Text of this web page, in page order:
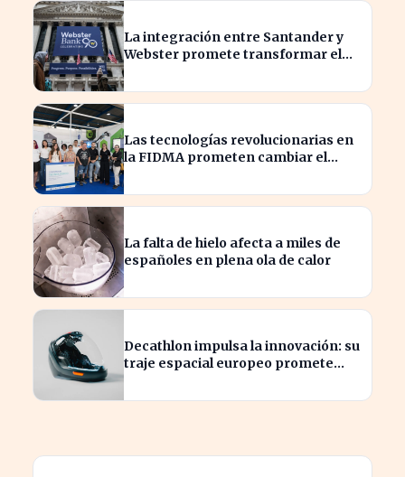
La integración entre Santander y
Webster promete transformar el
Las tecnologías revolucionarias en
la FIDMA prometen cambiar el
La falta de hielo afecta a miles de
españoles en plena ola de calor
Decathlon impulsa la innovación: su
traje espacial europeo promete